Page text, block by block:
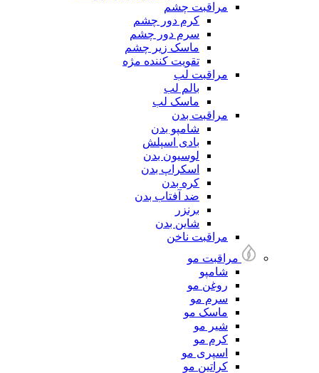
مراقبت چشم
کرم دور چشم
سرم دور چشم
ماسک زیر چشم
تقویت کننده مژه
مراقبت لب
بالم لب
ماسک لب
مراقبت بدن
شامپو بدن
بادی اسپلش
لوسیون بدن
اسکراپ بدن
کره بدن
ضد آفتاب بدن
برنزر
شاین بدن
مراقبت ناخن
مراقبت مو
شامپو
روغن مو
سرم مو
ماسک مو
شیر مو
کرم مو
اسپری مو
کراتین مو